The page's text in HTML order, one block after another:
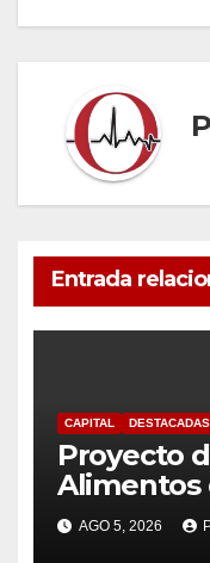
Entrada
CAPITAL DESTACADAS
Proyecto
Alimentos
Tlaxcala
coordinado
AGO 5, 2026